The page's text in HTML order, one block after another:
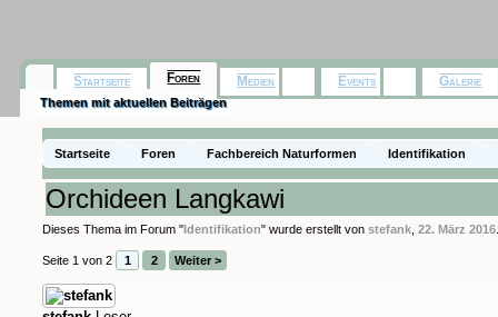
Startseite Foren Fachbereich Naturformen Identifikation
Orchideen Langkawi
Dieses Thema im Forum "Identifikation" wurde erstellt vonstefank ,22. März 2016
Seite 1 von 2 1 2 Weiter >
Startseite Foren
Themen mit aktuellen Beiträgen
Medien Events Galerie